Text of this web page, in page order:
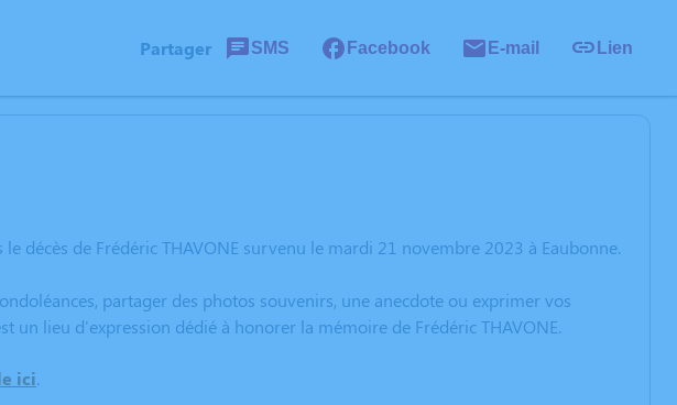
Partager SMS Facebook E-mail Lien
décès de Frédéric THAVONE survenu le mardi 21 novembre 2023 à Eaubonne.
partager des photos souvenirs, une anecdote ou exprimer vos
un lieu d'expression dédié à honorer la mémoire de Frédéric THAVONE.
ici.